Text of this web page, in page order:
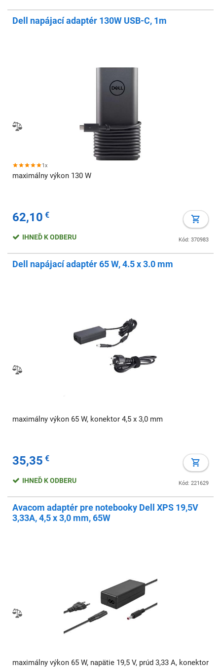
Dell napájací adaptér 130W USB-C, 1m
1x
maximálny výkon 130 W
62,10 €
Kód: 370983
IHNEĎ K ODBERU
Dell napájací adaptér 65 W, 4.5 x 3.0 mm
maximálny výkon 65 W, konektor 4,5 x 3,0 mm
35,35 €
Kód: 221629
IHNEĎ K ODBERU
Avacom adaptér pre notebooky Dell XPS 19,5V
3,33A, 4,5 x 3,0 mm, 65W
maximálny výkon 65 W, napätie 19,5 V, prúd 3,33 A, konektor